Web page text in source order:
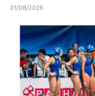
01/08/2026